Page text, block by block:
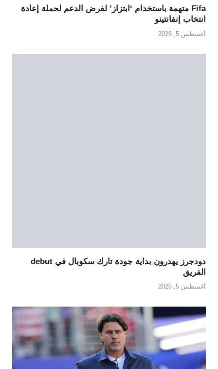
Fifa متهمة باستخدام ‘ابتزاز’ لفرض الدعم لحملة إعادة
انتخاب إنفانتينو
أغسطس 5, 2026
دودجرز يهدرون بداية جودة تارك سكوبال في debut
الفريق
أغسطس 5, 2026